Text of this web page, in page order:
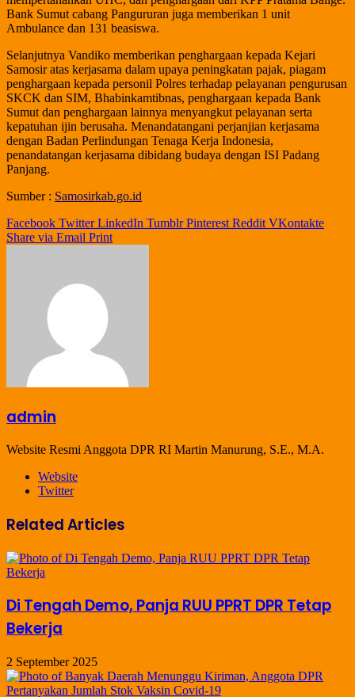
Bank Sumut cabang Pangururan juga memberikan 1 unit
Ambulance dan 131 beasiswa.
Selanjutnya Vandiko memberikan penghargaan kepada Kejari
Samosir atas kerjasama dalam upaya peningkatan pajak, piagam
penghargaan kepada personil Polres terhadap pelayanan pengurusan
SKCK dan SIM, Bhabinkamtibnas, penghargaan kepada Bank
Sumut dan penghargaan lainnya menyangkut pelayanan serta
kepatuhan ijin berusaha. Menandatangani perjanjian kerjasama
dengan Badan Perlindungan Tenaga Kerja Indonesia,
penandatangan kerjasama dibidang budaya dengan ISI Padang
Panjang.
Sumber : Samosirkab.go.id
Facebook Twitter LinkedIn Tumblr Pinterest Reddit VKontakte
Share via Email Print
admin
Website Resmi Anggota DPR RI Martin Manurung, S.E., M.A.
Website
Twitter
Related Articles
Di Tengah Demo, Panja RUU PPRT DPR Tetap
Bekerja
2 September 2025